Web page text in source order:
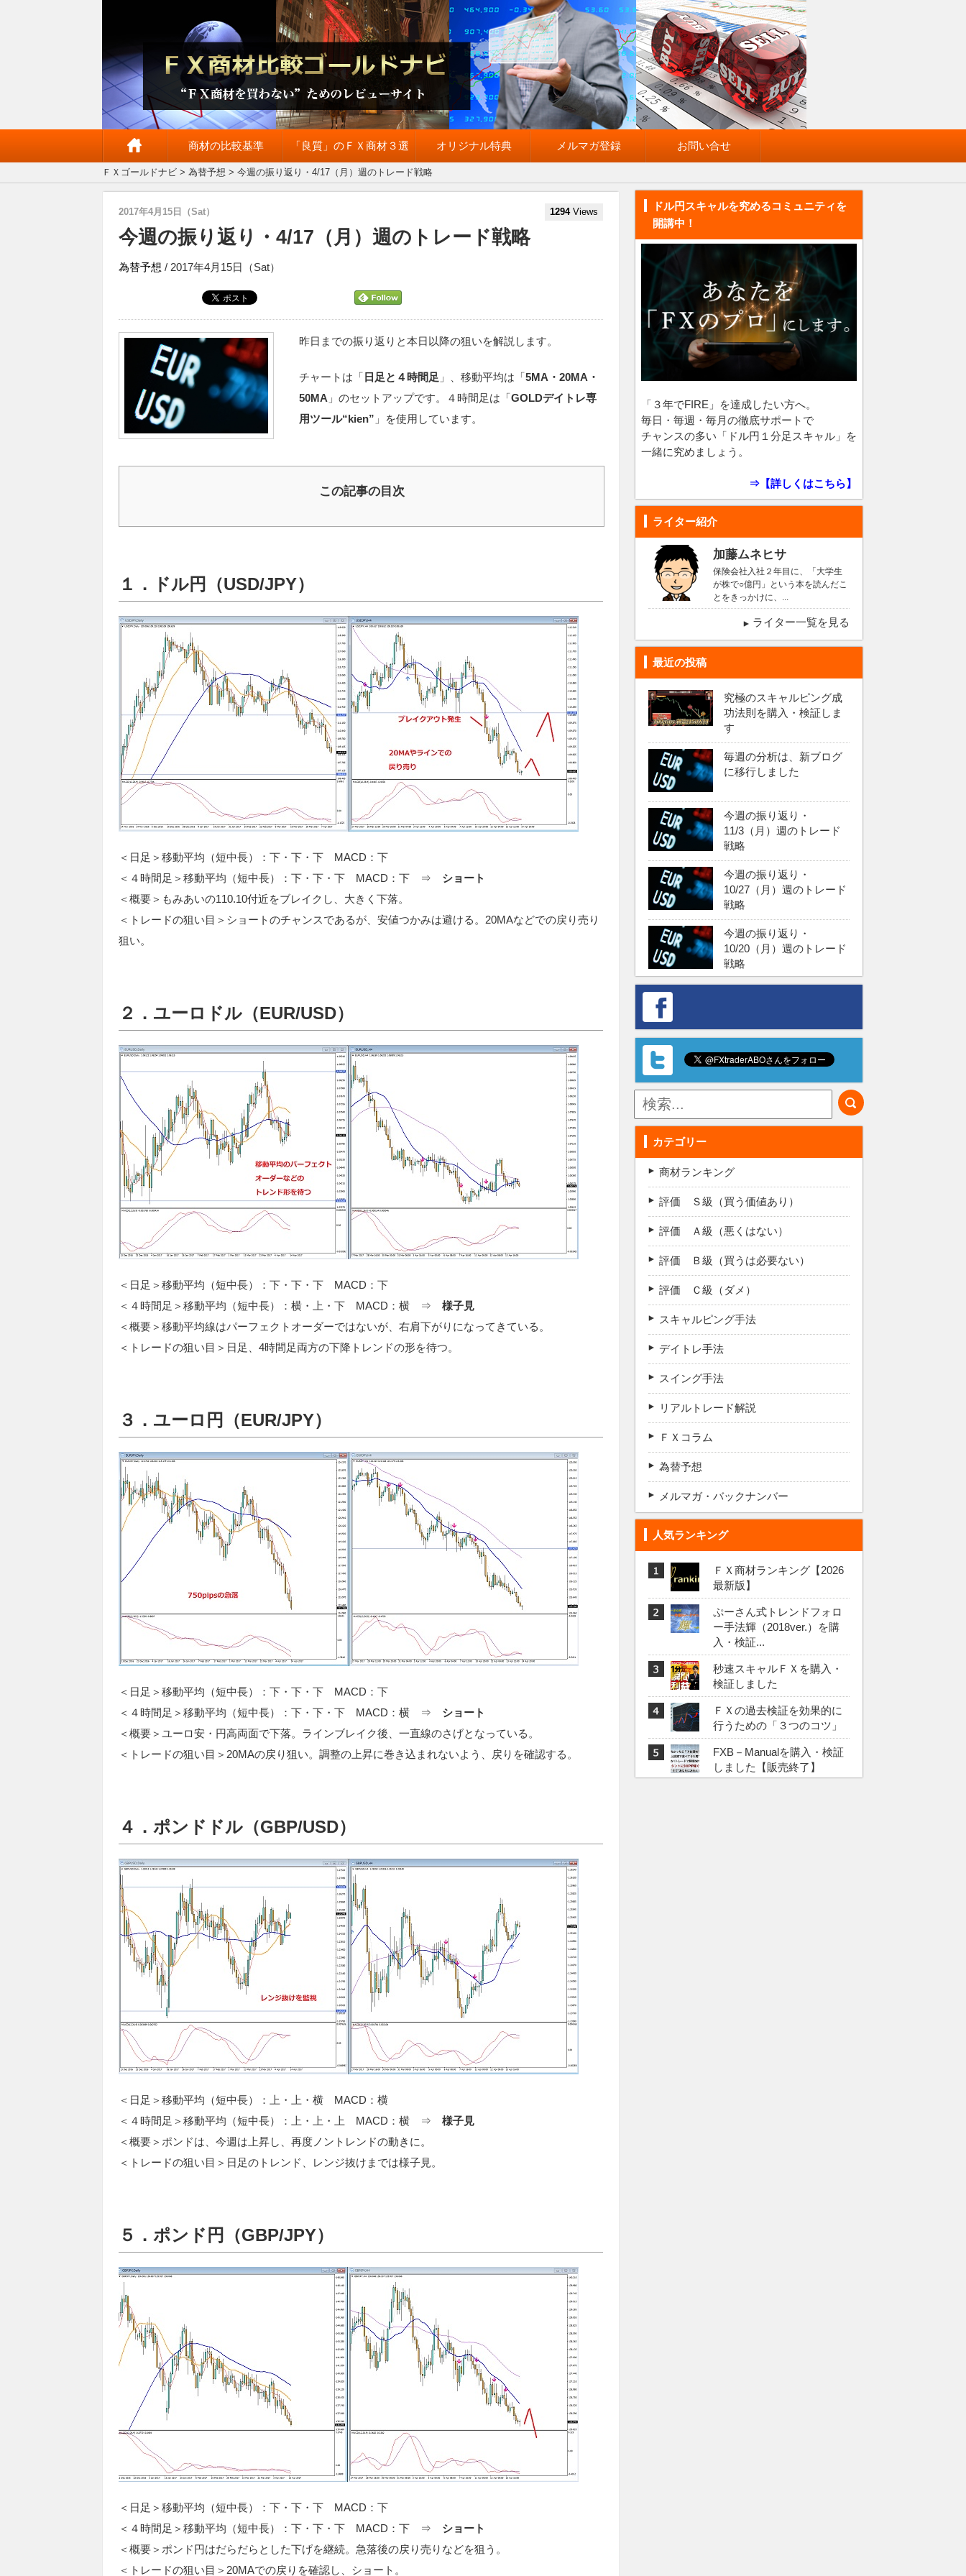
商材の比較基準 「良質」のＦＸ商材３選 オリジナル特典 メルマガ登録 お問い合せ
ＦＸゴールドナビ > 為替予想 > 今週の振り返り・4/17（月）週のトレード戦略
2017年4月15日（Sat） 1294Views
今週の振り返り・4/17（月）週のトレード戦略
為替予想 / 2017年4月15日（Sat）
昨日までの振り返りと本日以降の狙いを解説します。
チャートは「 日足と４時間足 」、移動平均は 「5MA・20MA・
50MA 」のセットアップです。４時間足は「GOLDデイトレ専
用ツール“kien” 」を使用しています。
この記事の目次
１．ドル円（USD/JPY）
＜日足＞移動平均（短中長）：下・下・下 MACD：下
＜４時間足＞移動平均（短中長）：下 ・下 ・下 MACD：下 ⇒ ショート
＜概要＞もみあいの110.10付近をブレイクし、大きく下落。
＜トレードの狙い目＞ショートのチャンスであるが、安値つかみは避ける。20MAなどでの戻り売り
狙い。
２．ユーロドル（EUR/USD）
＜日足＞移動平均（短中長）：下・下・下 MACD：下
＜４時間足＞移動平均（短中長）：横・上・下 MACD：横 ⇒ 様子見
＜概要＞移動平均線はパーフェクトオーダーではないが、右肩下がりになってきている。
＜トレードの狙い目＞日足、4時間足両方の下降トレンドの形を待つ。
３．ユーロ円（EUR/JPY）
＜日足＞移動平均（短中長）：下・下・下 MACD：下
＜４時間足＞移動平均（短中長）：下・下・下 MACD：横 ⇒ ショート
＜概要＞ユーロ安・円高両面で下落。ラインブレイク後、一直線のさげとなっている。
＜トレードの狙い目＞20MAの戻り狙い。調整の上昇に巻き込まれないよう、戻りを確認する。
４．ポンドドル（GBP/USD）
＜日足＞移動平均（短中長）：上・上・横 MACD：横
＜４時間足＞移動平均（短中長）：上・上・上 MACD：横 ⇒ 様子見
＜概要＞ポンドは、今週は上昇し、再度ノントレンドの動きに。
＜トレードの狙い目＞日足のトレンド、レンジ抜けまでは様子見。
５．ポンド円（GBP/JPY）
＜日足＞移動平均（短中長）：下・下・下 MACD：下
＜４時間足＞移動平均（短中長）：下・下・下 MACD：下 ⇒ ショート
＜概要＞ポンド円はだらだらとした下げを継続。急落後の戻り売りなどを狙う。
＜トレードの狙い目＞20MAでの戻りを確認し、ショート。
ドル円スキャルを究めるコミュニティを
開講中！
「３年でFIRE」を達成したい方へ。
毎日・毎週・毎月の徹底サポートで
チャンスの多い「ドル円１分足スキャル」を
一緒に究めましょう。
⇒【詳しくはこちら】
ライター紹介
加藤ムネヒサ
保険会社入社２年目に、「大学生
が株で○億円」という本を読んだこ
とをきっかけに、...
ライター一覧を見る
最近の投稿
究極のスキャルピング成
功法則を購入・検証しま
す
毎週の分析は、新ブログ
に移行しました
今週の振り返り・
11/3（月）週のトレード
戦略
今週の振り返り・
10/27（月）週のトレード
戦略
今週の振り返り・
10/20（月）週のトレード
戦略
カテゴリー
商材ランキング
評価 Ｓ級（買う価値あり）
評価 Ａ級（悪くはない）
評価 Ｂ級（買うは必要ない）
評価 Ｃ級（ダメ）
スキャルピング手法
デイトレ手法
スイング手法
リアルトレード解説
ＦＸコラム
為替予想
メルマガ・バックナンバー
人気ランキング
ＦＸ商材ランキング【2026
最新版】
ぷーさん式トレンドフォロ
ー手法輝（2018ver.）を購
入・検証...
秒速スキャルＦＸを購入・
検証しました
ＦＸの過去検証を効果的に
行うための「３つのコツ」
FXB－Manualを購入・検証
しました【販売終了】